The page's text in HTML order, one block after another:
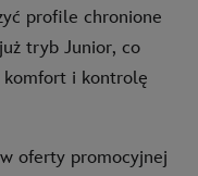
profile chronione
tryb Junior, co
komfort i kontrolę
oferty promocyjnej